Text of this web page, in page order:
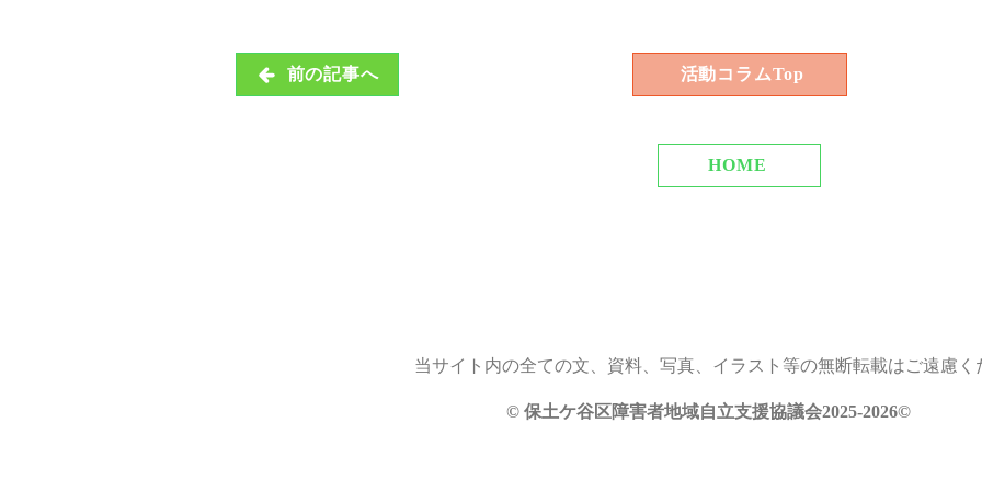
前の記事へ 活動コラムTop
HOME
当サイト内の全ての文、資料、写真、イラスト等の無断転載はご遠慮く
© 保土ケ谷区障害者地域自立支援協議会2025-2026©